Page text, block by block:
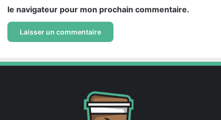
le navigateur pour mon prochain commentaire.